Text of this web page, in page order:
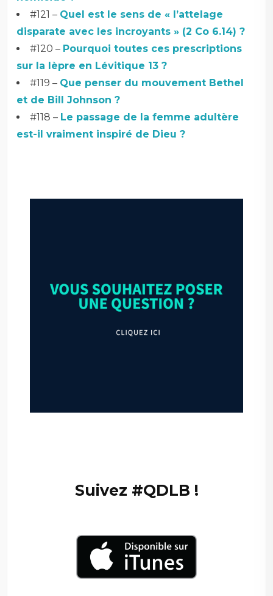
#121 – Quel est le sens de « l’attelage
disparate avec les incroyants » (2 Co 6.14) ?
#120 – Pourquoi toutes ces prescriptions
sur la lèpre en Lévitique 13 ?
#119 – Que penser du mouvement Bethel
et de Bill Johnson ?
#118 – Le passage de la femme adultère
est-il vraiment inspiré de Dieu ?
Suivez #QDLB !